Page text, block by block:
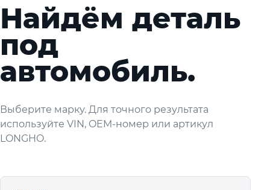
Найдём деталь
под
автомобиль.
Выберите марку. Для точного результата
используйте VIN, OEM-номер или артикул
LONGHO.